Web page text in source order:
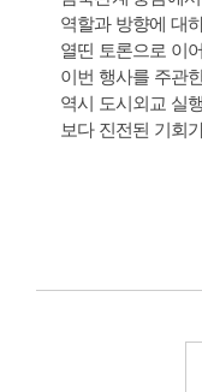
역할과 방향에 대
열띤 토론으로 이
이번 행사를 주관
역시 도시외교 실
보다 진전된 기회